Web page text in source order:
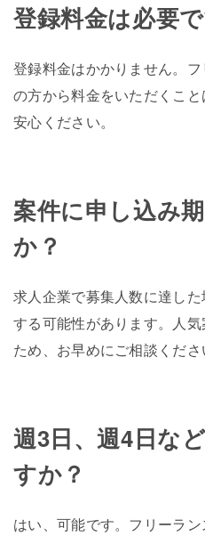
登録料金は必要
登録料金はかかりません。フ
の方から料金をいただくこ
安心ください。
案件に申し込み
か？
求人企業で募集人数に達し
する可能性があります。人
ため、お早めにご相談くださ
週3日、週4日な
すか？
はい、可能です。フリーラ